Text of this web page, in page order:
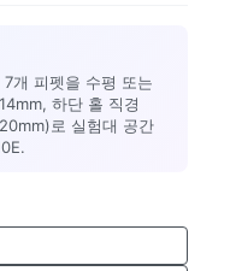
개 피펫을 수평 또는
하단 홀 직경
로 실험대 공간